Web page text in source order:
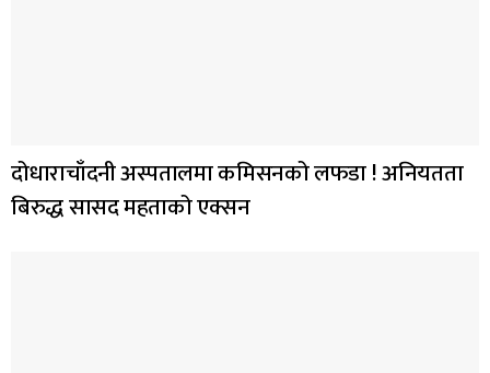
दोधाराचाँदनी अस्पतालमा कमिसनको लफडा ! अनियतता
बिरुद्ध सासद महताको एक्सन